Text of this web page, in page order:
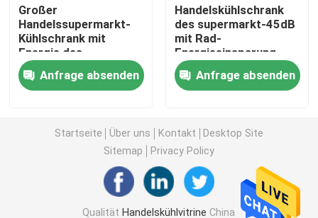
Kuchenkühlvitrine
Wein-kühlerer Kühlschrank
Supermarkt-Anzeigen-Gefrierschrank
Großer
Handelssupermarkt-
Kühlschrank mit
Energie des
Verschluss-150W
Anfrage absenden
Handelskühlschrank
des supermarkt-45dB
mit Rad-
Energieeinsparung
Anfrage absenden
Startseite Über uns Kontakt
Desktop Site
Sitemap
Privacy Policy
Qualität Handelskühlvitrine China